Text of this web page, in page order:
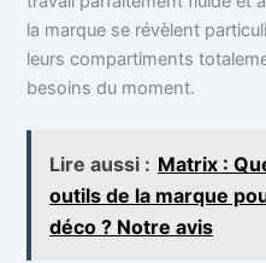
la marque se révèlent
leurs compartiments
besoins du moment.
Lire aussi : Matrix :
outils de la marque
déco ? Notre avis